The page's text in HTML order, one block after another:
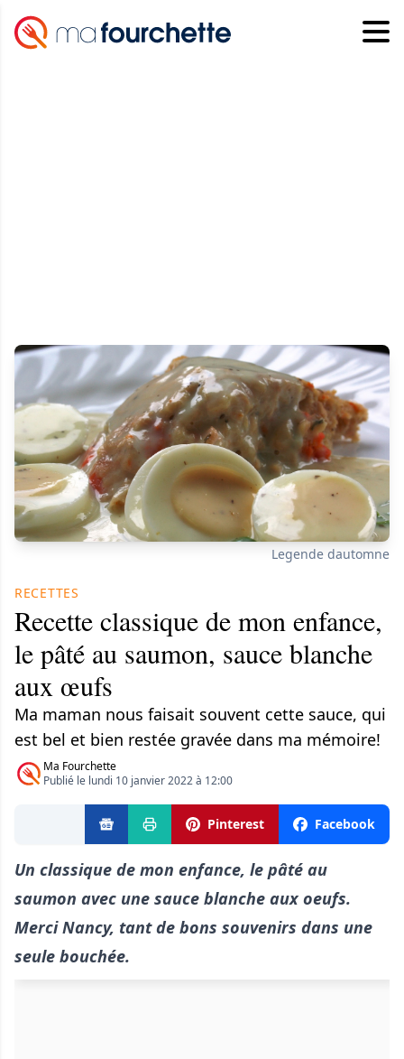
Legende dautomne
RECETTES
Recette classique de mon enfance,
le pâté au saumon,​ sauce blanche
aux œufs
Ma maman nous faisait souvent cette sauce, qui
est bel et bien restée gravée dans ma mémoire!
Ma Fourchette
Publié le lundi 10 janvier 2022 à 12:00
Pinterest Facebook
Un classique de mon enfance, le pâté au
saumon avec une sauce blanche aux oeufs.
MerciNancy, tant de bons souvenirs dans une
seule bouchée.